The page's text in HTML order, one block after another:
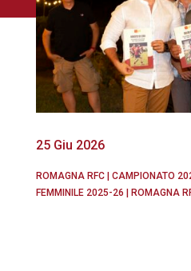
25 Giu 2026
ROMAGNA RFC| CAMPIONATO
FEMMINILE 2025-26
ROMAGNA